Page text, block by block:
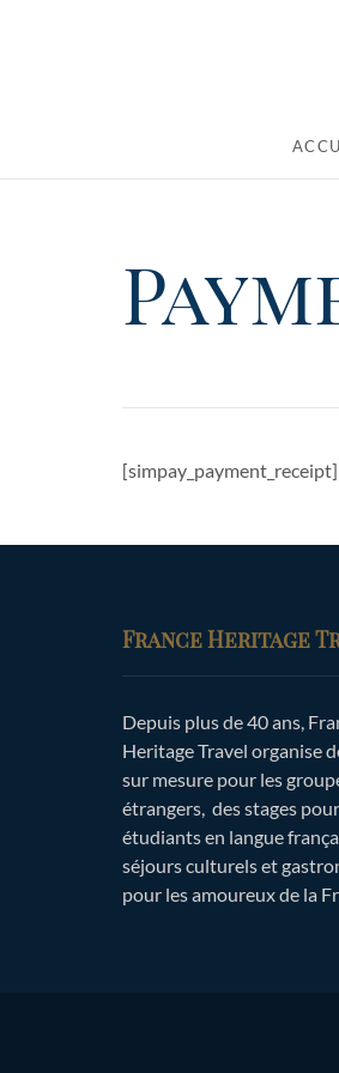
[simpay_payment_receipt]
France Heritage
Depuis plus de 40 ans,
Heritage Travel organise
sur mesure pour les
étrangers, des stages
étudiants en langue
séjours culturels et
pour les amoureux de la